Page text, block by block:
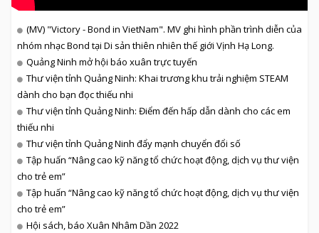
(MV) "Victory - Bond in VietNam". MV ghi hình phần trình diễn của
nhóm nhạc Bond tại Di sản thiên nhiên thế giới Vịnh Hạ Long.
Quảng Ninh mở hội báo xuân trực tuyến
Thư viện tỉnh Quảng Ninh: Khai trương khu trải nghiệm STEAM
dành cho bạn đọc thiếu nhi
Thư viện tỉnh Quảng Ninh: Điểm đến hấp dẫn dành cho các em
thiếu nhi
Thư viện tỉnh Quảng Ninh đẩy mạnh chuyển đổi số
Tập huấn “Nâng cao kỹ năng tổ chức hoạt động, dịch vụ thư viện
cho trẻ em”
Tập huấn “Nâng cao kỹ năng tổ chức hoạt động, dịch vụ thư viện
cho trẻ em”
Hội sách, báo Xuân Nhâm Dần 2022